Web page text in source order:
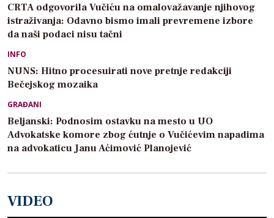
CRTA odgovorila Vučiću na omalovažavanje njihovog
istraživanja: Odavno bismo imali prevremene izbore
da naši podaci nisu tačni
INFO
NUNS: Hitno procesuirati nove pretnje redakciji
Bečejskog mozaika
GRAĐANI
Beljanski: Podnosim ostavku na mesto u UO
Advokatske komore zbog ćutnje o Vučićevim napadima
na advokaticu Janu Aćimović Planojević
VIDEO